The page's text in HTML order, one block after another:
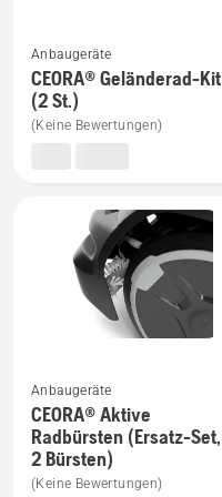
Details
zu
CEORA®
anzeigen
Anbaugeräte
CEORA® Geländerad-Kit
(2 St.)
(Keine Bewertungen)
Mehr
Details
zu
CEORA®
Aktive
Anbaugeräte
CEORA® Aktive
Radbürsten (Ersatz-Set,
2 Bürsten)
(Keine Bewertungen)